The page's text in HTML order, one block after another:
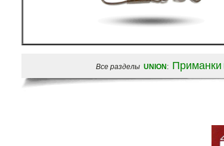
Все разделы UNION : Приманки